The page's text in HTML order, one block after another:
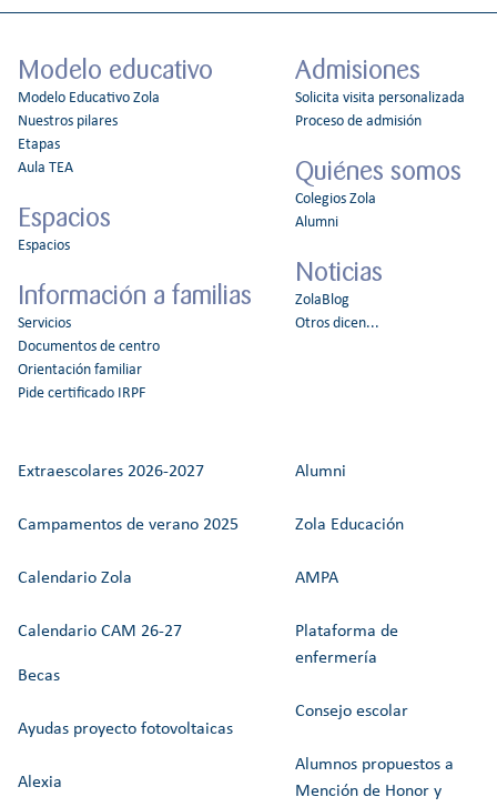
Modelo educativo
Modelo Educativo Zola
Nuestros pilares
Etapas
Aula TEA
Espacios
Espacios
Información a familias
Servicios
Documentos de centro
Orientación familiar
Pide certificado IRPF
Admisiones
Solicita visita personalizada
Proceso de admisión
Quiénes somos
Colegios Zola
Alumni
Noticias
ZolaBlog
Otros dicen...
Extraescolares 2026-2027
Campamentos de verano 2025
Calendario Zola
Calendario CAM 26-27
Becas
Ayudas proyecto fotovoltaicas
Alexia
Alumni
Zola Educación
AMPA
Plataforma de
enfermería
Consejo escolar
Alumnos propuestos a
Mención de Honor y